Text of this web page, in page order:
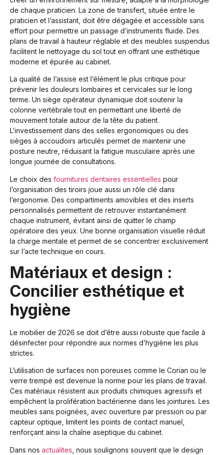
de chaque praticien. La zone de transfert, située entre le
praticien et l’assistant, doit être dégagée et accessible sans
effort pour permettre un passage d’instruments fluide. Des
plans de travail à hauteur réglable et des meubles suspendus
facilitent le nettoyage du sol tout en offrant une esthétique
moderne et épurée au cabinet.
La qualité de l’assise est l’élément le plus critique pour
prévenir les douleurs lombaires et cervicales sur le long
terme. Un siège opérateur dynamique doit soutenir la
colonne vertébrale tout en permettant une liberté de
mouvement totale autour de la tête du patient.
L’investissement dans des selles ergonomiques ou des
sièges à accoudoirs articulés permet de maintenir une
posture neutre, réduisant la fatigue musculaire après une
longue journée de consultations.
Le choix des fournitures dentaires essentielles pour
l’organisation des tiroirs joue aussi un rôle clé dans
l’ergonomie. Des compartiments amovibles et des inserts
personnalisés permettent de retrouver instantanément
chaque instrument, évitant ainsi de quitter le champ
opératoire des yeux. Une bonne organisation visuelle réduit
la charge mentale et permet de se concentrer exclusivement
sur l’acte technique en cours.
Matériaux et design :
Concilier esthétique et
hygiène
Le mobilier de 2026 se doit d’être aussi robuste que facile à
désinfecter pour répondre aux normes d’hygiène les plus
strictes.
L’utilisation de surfaces non poreuses comme le Corian ou le
verre trempé est devenue la norme pour les plans de travail.
Ces matériaux résistent aux produits chimiques agressifs et
empêchent la prolifération bactérienne dans les jointures. Les
meubles sans poignées, avec ouverture par pression ou par
capteur optique, limitent les points de contact manuel,
renforçant ainsi la chaîne aseptique du cabinet.
Dans nos actualites , nous soulignons souvent que le design